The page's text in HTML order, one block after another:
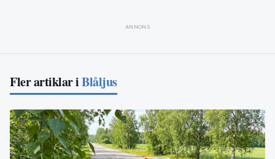
ANNONS
Fler artiklar iBlåljus